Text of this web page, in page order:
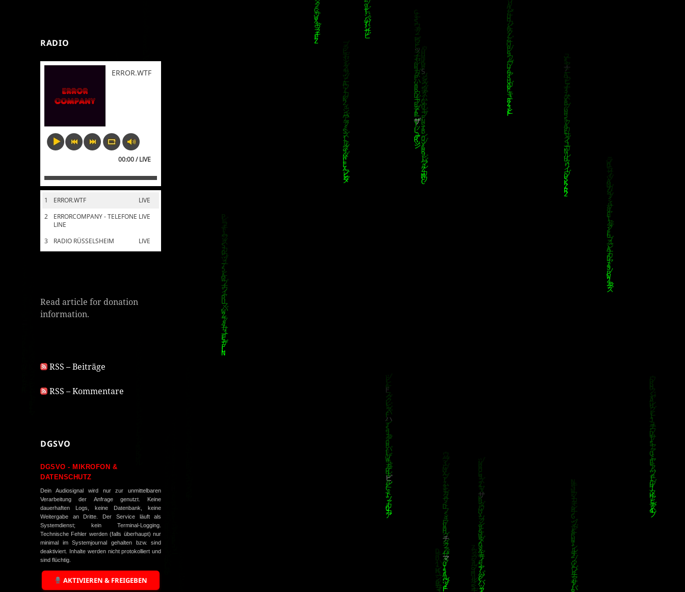
RADIO
ERROR.WTF
00:00 / LIVE
1 LIVE
ERROR.WTF
2
LIVE
ERRORCOMPANY - TELEFONE
LINE
3
LIVE
RADIO RÜSSELSHEIM
Read article for donation
information.
RSS – Beiträge
RSS – Kommentare
DGSVO
DGSVO - MIKROFON &
DATENSCHUTZ
Dein Audiosignal wird nur zur unmittelbaren
Verarbeitung der Anfrage genutzt. Keine
dauerhaften Logs, keine Datenbank, keine
Weitergabe an Dritte. Der Service läuft als
Systemdienst; kein Terminal-Logging.
Technische Fehler werden (falls überhaupt) nur
minimal im Systemjournal gehalten bzw. sind
deaktiviert. Inhalte werden nicht protokolliert und
sind flüchtig.
AKTIVIEREN & FREIGEBEN